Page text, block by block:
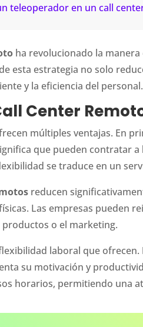
teleoperador en un call
ha revolucionado la
esta estrategia no solo
y la eficiencia del personal.
Center
múltiples ventajas. En
que pueden contratar
se traduce en un
reducen
Las empresas pueden
o el marketing.
laboral que
su motivación y
horarios, permitiendo una